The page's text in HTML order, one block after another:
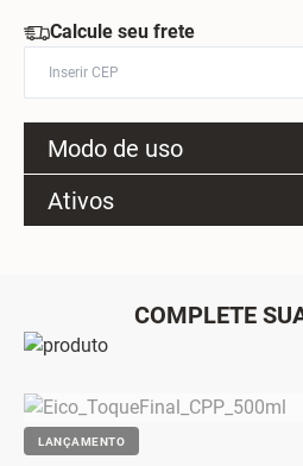
Calcule seu frete
Modo de uso
Ativos
COMPLETE
LANÇAMENTO